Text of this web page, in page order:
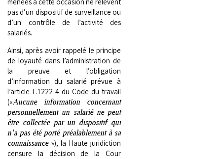
pas d’un dispositif de surveillance ou
d’un contrôle de l’activité des
salariés.
Ainsi, après avoir rappelé le principe
de loyauté dans l’administration de
la preuve et l’obligation
d’information du salarié prévue à
l’article L.1222-4 du Code du travail
(«Aucune information concernant
personnellement un salarié ne peut
être collectée par un dispositif qui
n’a pas été porté préalablement à sa
connaissance »), la Haute juridiction
censure la décision de la Cour